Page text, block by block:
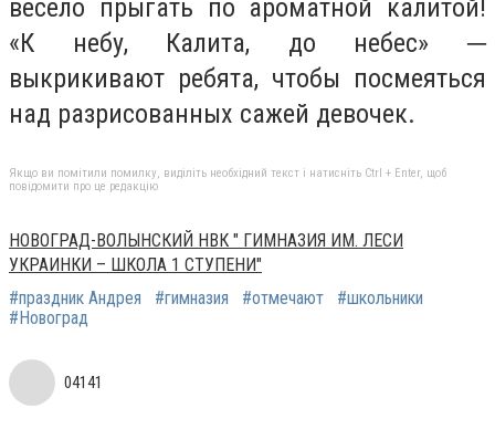
весело прыгать по ароматной калитой!
«К небу, Калита, до небес» ─
выкрикивают ребята, чтобы посмеяться
над разрисованных сажей девочек.
Якщо ви помітили помилку, виділіть необхідний текст і натисніть Ctrl + Enter, щоб
повідомити про це редакцію
НОВОГРАД-ВОЛЫНСКИЙ НВК " ГИМНАЗИЯ ИМ. ЛЕСИ
УКРАИНКИ – ШКОЛА 1 СТУПЕНИ"
#праздник Андрея
#гимназия #отмечают
#школьники
#Новоград
04141